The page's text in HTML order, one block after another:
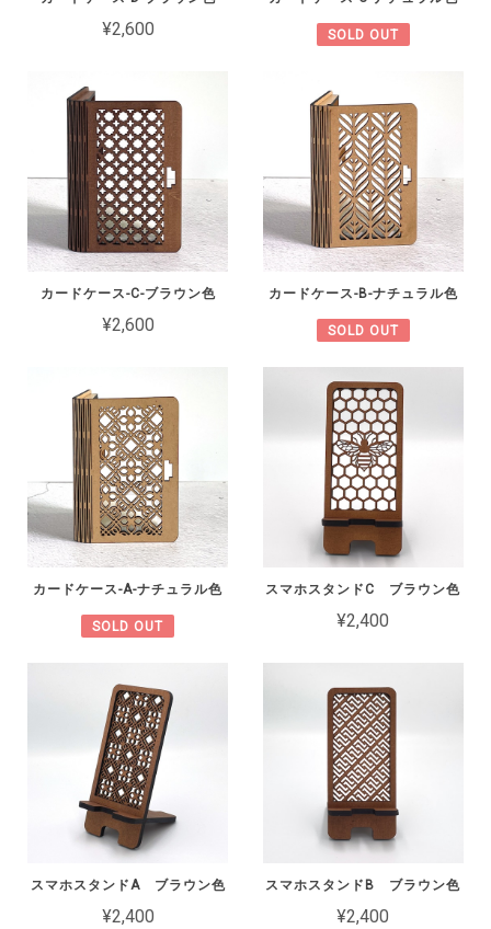
¥2,600 SOLD OUT
カードケース-C-ブラウン色
¥2,600
カードケース-B-ナチュラル色
SOLD OUT
カードケース-A-ナチュラル色
SOLD OUT
スマホスタンドC ブラウン色
¥2,400
スマホスタンドA ブラウン色
¥2,400
スマホスタンドB ブラウン色
¥2,400